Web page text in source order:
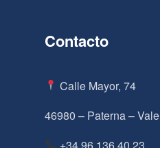
Contacto
Calle Mayor, 74
46980 – Paterna –
+34 96 136 40 23